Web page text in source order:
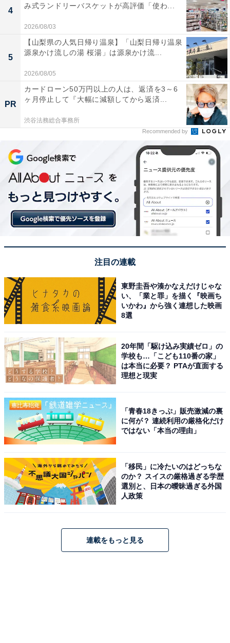
4
み式ランドリーバスケットが高評価「使わ...
2026/08/03
5
【山梨県の人気日帰り温泉】「山梨日帰り温泉
源泉かけ流しの湯 桜湯」は源泉かけ流...
2026/08/05
PR
カードローン50万円以上の人は、返済を3～6
ヶ月停止して『大幅に減額してから返済...
渋谷法務総合事務所
Recommended by
注目の連載
東野圭吾や湊かなえだけじゃな
い、「業と罪」を描く『映画ち
いかわ』から強く連想した映画
8選
20年間「駆け込み実績ゼロ」の
学校も…「こども110番の家」
は本当に必要？ PTAが直面する
理想と現実
「青春18きっぷ」販売激減の裏
に何が？ 連続利用の厳格化だけ
ではない「本当の理由」
「移民」に冷たいのはどっちな
のか？ スイスの厳格過ぎる学歴
選別と、日本の曖昧過ぎる外国
人政策
連載をもっと見る